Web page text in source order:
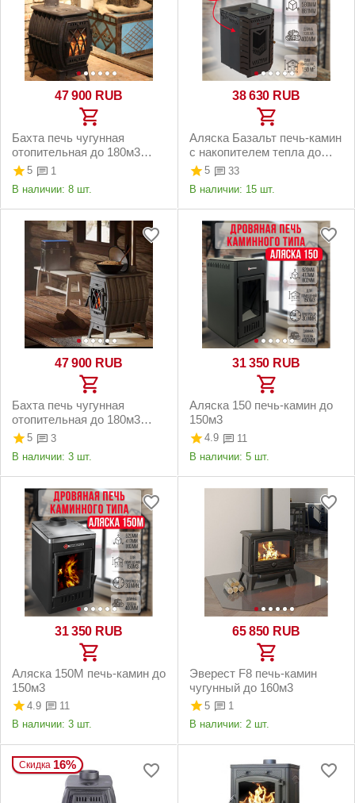
47 900 RUB
Бахта печь чугунная
отопительная до 180м3
чёрная
5
1
В наличии: 8 шт.
38 630 RUB
Аляска Базальт печь-камин
с накопителем тепла до
150м3
5
33
В наличии: 15 шт.
47 900 RUB
Бахта печь чугунная
отопительная до 180м3
серая
5
3
В наличии: 3 шт.
31 350 RUB
Аляска 150 печь-камин до
150м3
4.9
11
В наличии: 5 шт.
31 350 RUB
Аляска 150М печь-камин до
150м3
4.9
11
В наличии: 3 шт.
65 850 RUB
Эверест F8 печь-камин
чугунный до 160м3
5
1
В наличии: 2 шт.
Скидка 16%